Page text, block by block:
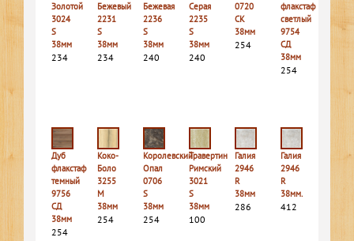
Золотой
3024
S
38мм
234
Бежевый
2231
S
38мм
234
Бежевая
2236
S
38мм
240
Серая
2235
S
38мм
240
0720
СК
38мм
254
флакстаф
светлый
9754
СД
38мм
254
Дуб
флакстаф
темный
9756
СД
38мм
254
Коко-
Боло
3255
M
38мм
254
Королевский
Опал
0706
S
38мм
254
Травертин
Римский
3021
S
38мм
100
Галия
2946
R
38мм
286
Галия
2946
R
38мм.
412